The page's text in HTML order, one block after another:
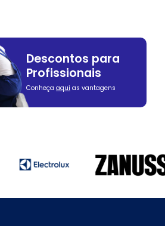
Descontos para
Profissionais
Conheça aqui as vantagens